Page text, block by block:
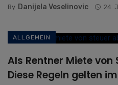
By Danijela Veselinovic 24.
ALLGEMEIN
Als Rentner Miete von
Diese Regeln gelten